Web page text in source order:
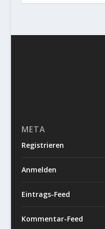
META
Registrieren
Anmelden
Eintrags-Feed
Kommentar-Feed